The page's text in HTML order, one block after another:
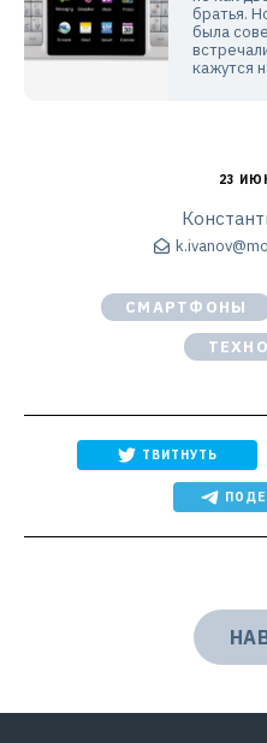
братья.
была
кажутся
23
СМАРТФОНЫ
ТВИТНУТЬ